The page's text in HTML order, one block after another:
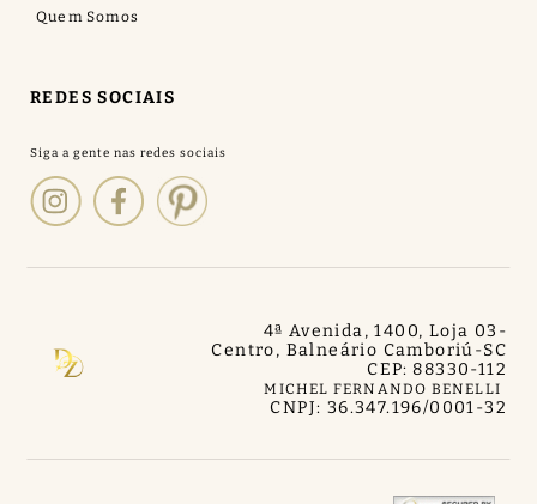
Quem Somos
REDES SOCIAIS
MICHEL FERNANDO BENELLI
4ª Avenida, 1400, Loja 03 -
Centro, Balneário Camboriú-SC
CEP: 88330-112
CNPJ: 36.347.196/0001-32